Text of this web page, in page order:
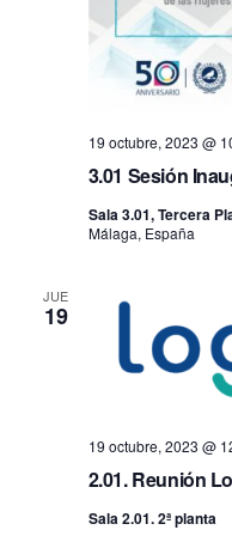
3.01 Sesión
19 octubre, 2023 @
Sala 3.01, Tercera
Málaga, España
JUE
19
2.01. Reunión
19 octubre, 2023 @
Sala 2.01. 2ª planta